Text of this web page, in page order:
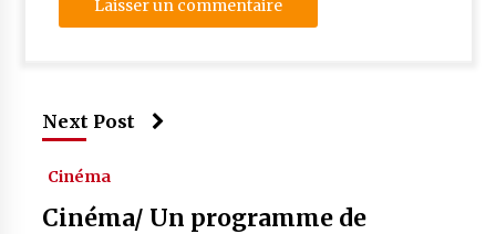
Next Post
Cinéma
Cinéma/ Un programme de